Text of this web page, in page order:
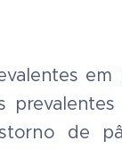
em
prevalentes
de